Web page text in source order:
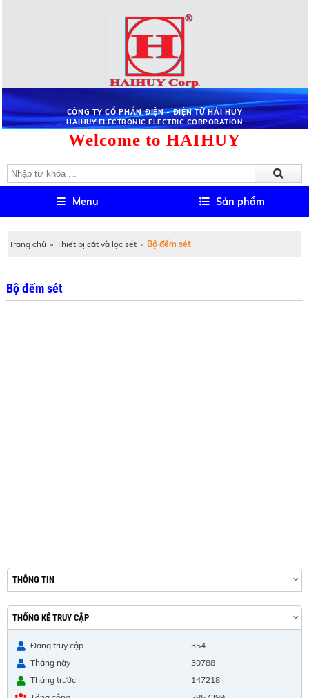
CÔNG TY CỔ PHẦN ĐIỆN - ĐIỆN TỬ HẢI HUY
HAIHUY ELECTRONIC ELECTRIC CORPORATION
Welcome to HAIHUY
Menu Sản phẩm
Trang chủ » Thiết bị cắt và lọc sét » Bộ đếm sét
Bộ đếm sét
THÔNG TIN
THỐNG KÊ TRUY CẬP
Đang truy cập
354
Tháng này
30788
Tháng trước
147218